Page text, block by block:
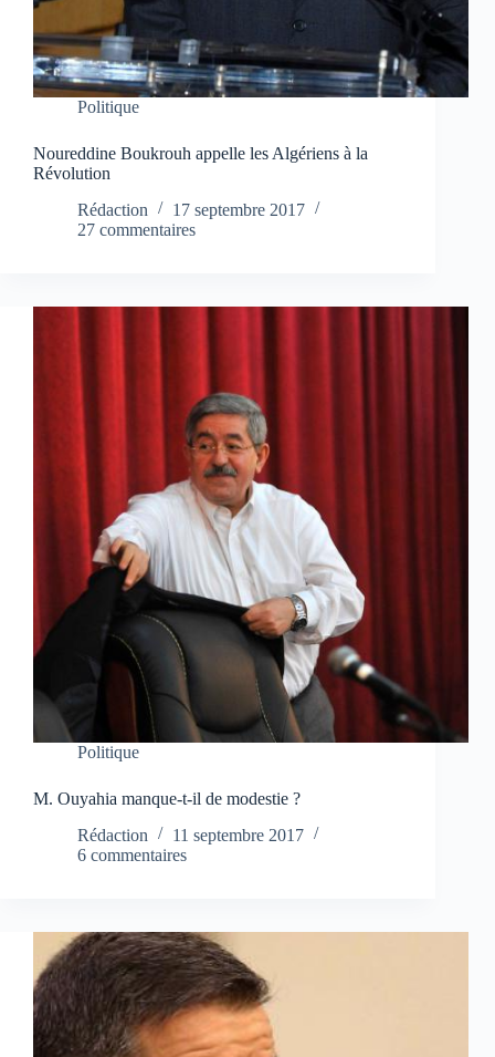
Politique
Noureddine Boukrouh appelle les Algériens à la
Révolution
Rédaction
17 septembre 2017
27 commentaires
Politique
M. Ouyahia manque-t-il de modestie ?
Rédaction
11 septembre 2017
6 commentaires